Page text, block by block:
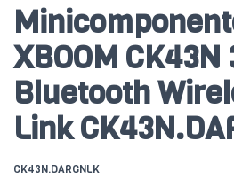
XBOOM CK43N
Bluetooth
Link
CK43N.DARGNLK